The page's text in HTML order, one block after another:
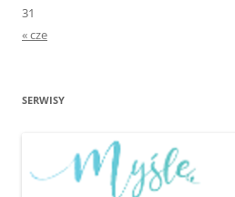
31
« cze
SERWISY